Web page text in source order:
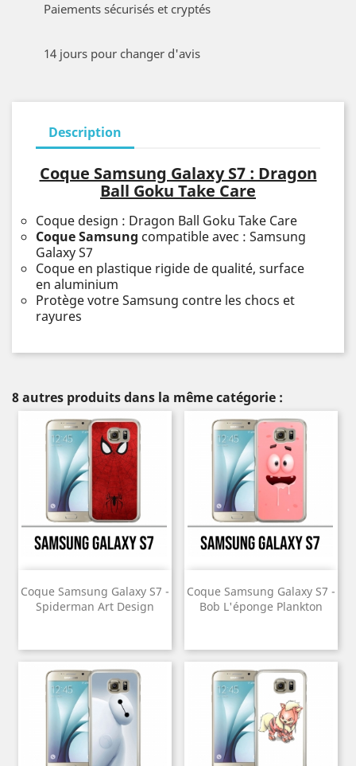
Paiements sécurisés et cryptés
14 jours pour changer d'avis
Description
Coque Samsung Galaxy S7 : Dragon
Ball Goku Take Care
Coque design : Dragon Ball Goku Take Care
Coque Samsung compatible avec : Samsung
Galaxy S7
Coque en plastique rigide de qualité, surface
en aluminium
Protège votre Samsung contre les chocs et
rayures
8 autres produits dans la même catégorie :
Coque Samsung Galaxy S7 -
Spiderman Art Design
Coque Samsung Galaxy S7 -
Bob L'éponge Plankton